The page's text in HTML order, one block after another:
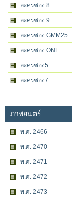
ละครช่อง 8
ละครช่อง 9
ละครช่อง GMM25
ละครช่อง ONE
ละครช่อง5
ละครช่อง7
ภาพยนตร์
พ.ศ. 2466
พ.ศ. 2470
พ.ศ. 2471
พ.ศ. 2472
พ.ศ. 2473